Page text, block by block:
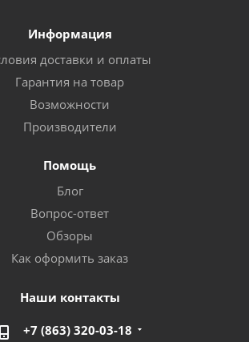
Информация
доставки и оплаты
Гарантия на товар
Возможности
Производители
Помощь
Блог
Вопрос-ответ
Обзоры
Как оформить заказ
Наши контакты
+7 (863) 320-03-18